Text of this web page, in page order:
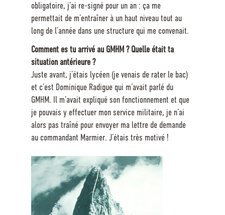
obligatoire, j’ai re-signé pour un an : ça me
permettait de m’entraîner à un haut niveau tout au
long de l’année dans une structure qui me convenait.
Comment es tu arrivé au GMHM ? Quelle était ta
situation antérieure ?
Juste avant, j’étais lycéen (je venais de rater le bac)
et c’est Dominique Radigue qui m’avait parlé du
GMHM. Il m’avait expliqué son fonctionnement et que
je pouvais y effectuer mon service militaire, je n’ai
alors pas traîné pour envoyer ma lettre de demande
au commandant Marmier. J’étais très motivé !